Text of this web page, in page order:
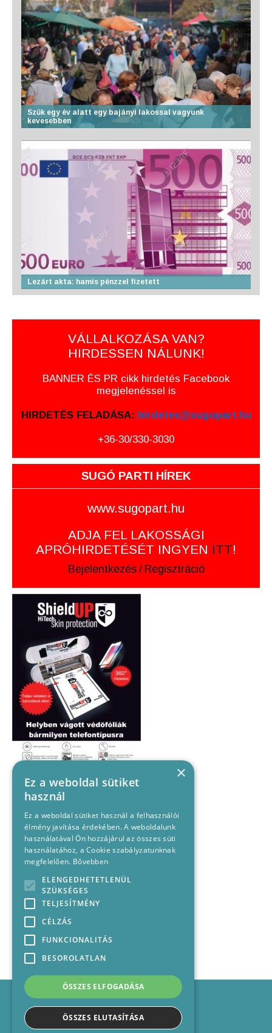
Szűk egy év alatt egy bajányi lakossal vagyunk
kevesebben
Lezárt akta: hamis pénzzel fizetett
VÁLLALKOZÁSA VAN?
HIRDESSEN NÁLUNK!
BANNER ÉS PR cikk hirdetés Facebook
megjelenéssel is
HIRDETÉS FELADÁSA: hirdetes@sugopart.hu
+36-30/330-3030
SUGÓ PARTI HÍREK
www.sugopart.hu
ADJA FEL LAKOSSÁGI
APRÓHIRDETÉSÉT INGYEN ITT!
Bejelentkezés / Regisztráció
Impresszum
Médiajánlat
Felhasználási feltételek
×
Ez a weboldal sütiket
használ
Ez a weboldal sütiket használ a felhasználói
élmény javítása érdekében. A weboldalunk
használatával Ön hozzájárul az összes süti
használatához, a Cookie szabályzatunknak
megfelelően. Bővebben
ELENGEDHETETLENÜL
SZÜKSÉGES
TELJESÍTMÉNY
CÉLZÁS
FUNKCIONALITÁS
BESOROLATLAN
ÖSSZES ELFOGADÁSA
ÖSSZES ELUTASÍTÁSA